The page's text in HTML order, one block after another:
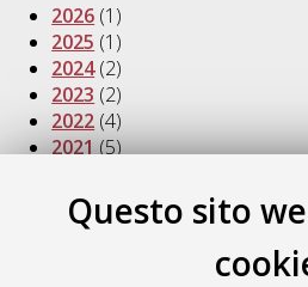
Questo sito
2026 (1)
2025 (1)
2024(2)
2023 (2)
2022 (4)
2021(5)
2019(10)
2018(8)